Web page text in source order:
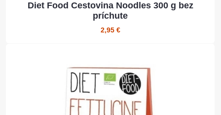
Diet Food Cestovina Noodles 300 g bez
príchute
2,95 €